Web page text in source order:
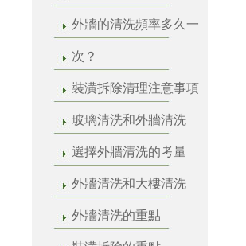
外牆的清洗頻率多久一
次？
裝潢拆除清理注意事項
玻璃清洗和外牆清洗
選擇外牆清洗的考量
外牆清洗和大樓清洗
外牆清洗的重點